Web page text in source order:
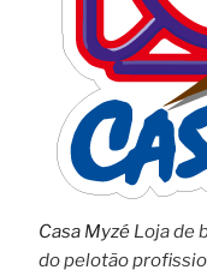
Casa MyzéLoja de
do pelotão